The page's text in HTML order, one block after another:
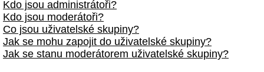
Kdo jsou administrátoři?
Kdo jsou moderátoři?
Co jsou uživatelské skupiny?
Jak se mohu zapojit do uživatelské skupiny?
Jak se stanu moderátorem uživatelské skupiny?